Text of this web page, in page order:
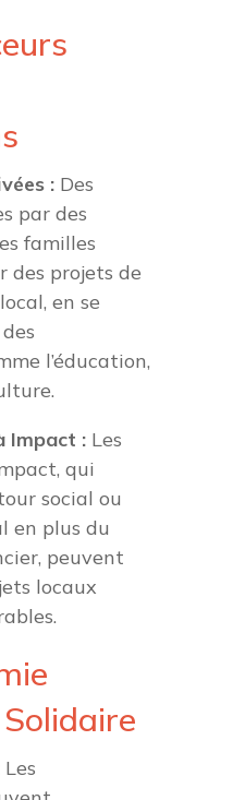
:Des
par des
familles
des projets de
en se
l’éducation,
Impact :Les
qui
social ou
en plus du
peuvent
locaux
Les